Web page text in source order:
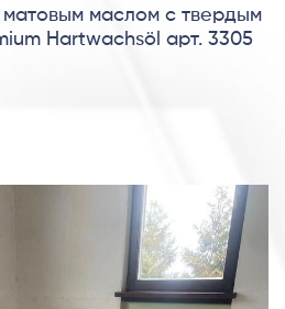
маслом с твердым
Hartwachsöl арт. 3305